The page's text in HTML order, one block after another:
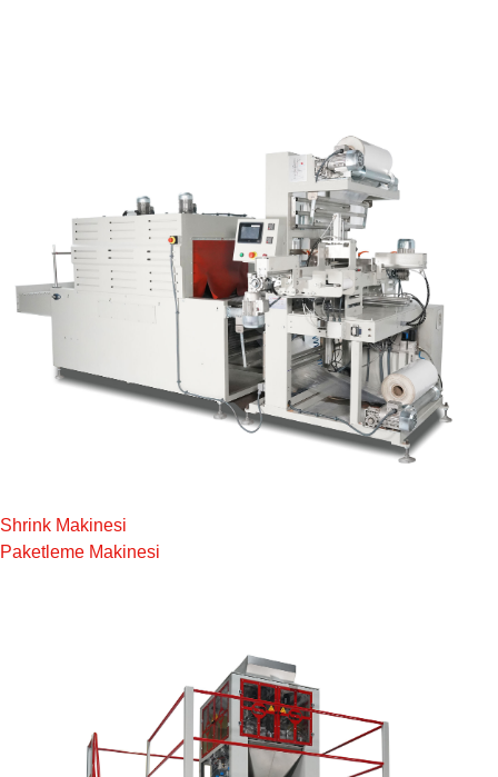
Shrink Makinesi
Paketleme Makinesi